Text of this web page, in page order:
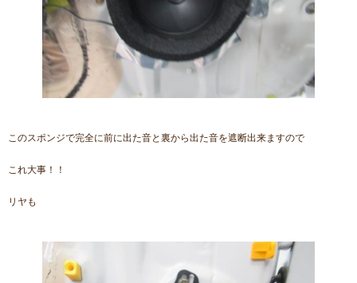
このスポンジで完全に前に出た音と裏から出た音を遮断出来ますので
これ大事！！
リヤも